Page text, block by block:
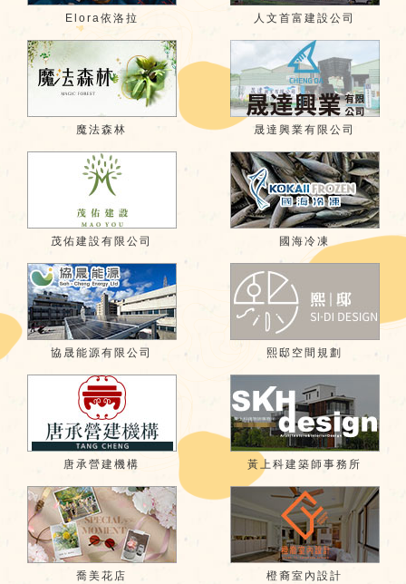
Elora依洛拉 人文首富建設公司
魔法森林 晟達興業有限公司
茂佑建設有限公司 國海冷凍
協晟能源有限公司 熙邸空間規劃
唐承營建機構 黃上科建築師事務所
喬美花店 橙裔室內設計